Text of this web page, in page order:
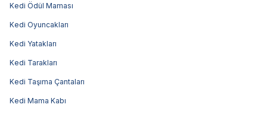
Kedi Ödül Maması
Kedi Oyuncakları
Kedi Yatakları
Kedi Tarakları
Kedi Taşıma Çantaları
Kedi Mama Kabı